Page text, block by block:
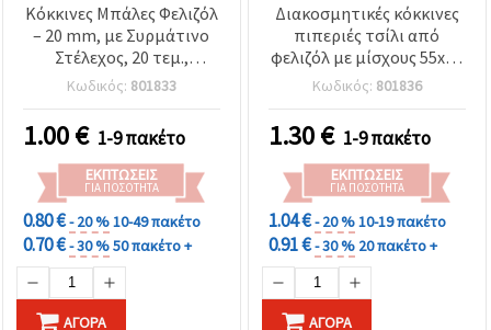
Κόκκινες Μπάλες Φελιζόλ
– 20 mm, με Συρμάτινο
Στέλεχος, 20 τεμ.,
ιδανικές για γιορτινές
χειροτεχνίες,
ανθοσυνθέσεις &
δημιουργικές DIY
διακοσμήσεις
Κωδικός: 801833
1.00€ 1-9 πακέτο
ΕΚΠΤΏΣΕΙΣ
ΓΙΑ ΠΟΣΌΤΗΤΑ
0.80 €- 20 %10-49 πακέτο
0.70 €- 30 %50 πακέτο +
ΑΓΟΡΆ
Διακοσμητικές κόκκινες
πιπεριές τσίλι από
φελιζόλ με μίσχους 55x15
mm – 10 τεμ.,
Διακόσμηση σπιτιού &
χειροτεχνίας
Κωδικός: 801836
1.30€ 1-9 πακέτο
ΕΚΠΤΏΣΕΙΣ
ΓΙΑ ΠΟΣΌΤΗΤΑ
1.04 €- 20 %10-19 πακέτο
0.91 €- 30 % 20 πακέτο +
ΑΓΟΡΆ